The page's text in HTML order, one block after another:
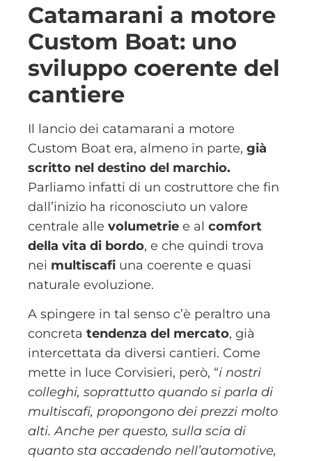
Catamarani a motore
Custom Boat: uno
sviluppo coerente del
cantiere
Il lancio dei catamarani a motore
Custom Boat era, almeno in parte, già
scritto nel destino del marchio.
Parliamo infatti di un costruttore che fin
dall’inizio ha riconosciuto un valore
centrale alle volumetrie e al comfort
della vita di bordo, e che quindi trova
nei multiscafi una coerente e quasi
naturale evoluzione.
A spingere in tal senso c’è peraltro una
concreta tendenza del mercato, già
intercettata da diversi cantieri. Come
mette in luce Corvisieri, però, “i nostri
colleghi, soprattutto quando si parla di
multiscafi, propongono dei prezzi molto
alti. Anche per questo, sulla scia di
quanto sta accadendo nell’automotive,